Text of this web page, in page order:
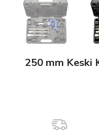
250 mm Keski